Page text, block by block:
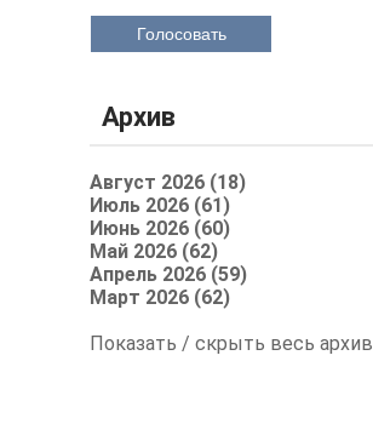
Голосовать
Архив
Август 2026 (18)
Июль 2026 (61)
Июнь 2026 (60)
Май 2026 (62)
Апрель 2026 (59)
Март 2026 (62)
Показать / скрыть весь архив